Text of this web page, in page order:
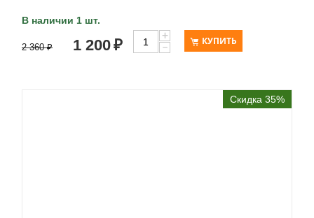
В наличии 1 шт.
2 360 ₽ 1 200₽
+
−
КУПИТЬ
Скидка 35%